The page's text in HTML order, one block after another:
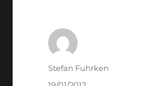
Author
Stefan Fuhrken